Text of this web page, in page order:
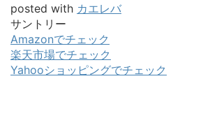
posted with カエレバ
サントリー
Amazonでチェック
楽天市場でチェック
Yahooショッピングでチェック